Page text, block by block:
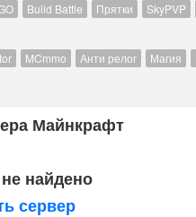
Build Battle Прятки SkyPVP
MCmmo Анти релог Магия
Майнкрафт
найдено
сервер